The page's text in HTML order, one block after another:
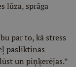
lūza, sprāga
par to, kā stress
pasliktinās
un piņķerējas.”